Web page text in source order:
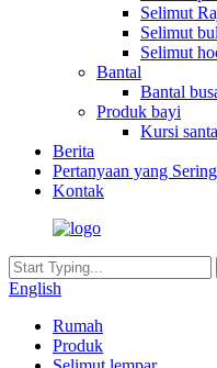
Selimut
Selimut
Selimut
Bantal
Bantal
Produk bayi
Kursi
Berita
Pertanyaan yang
Kontak
English
Rumah
Produk